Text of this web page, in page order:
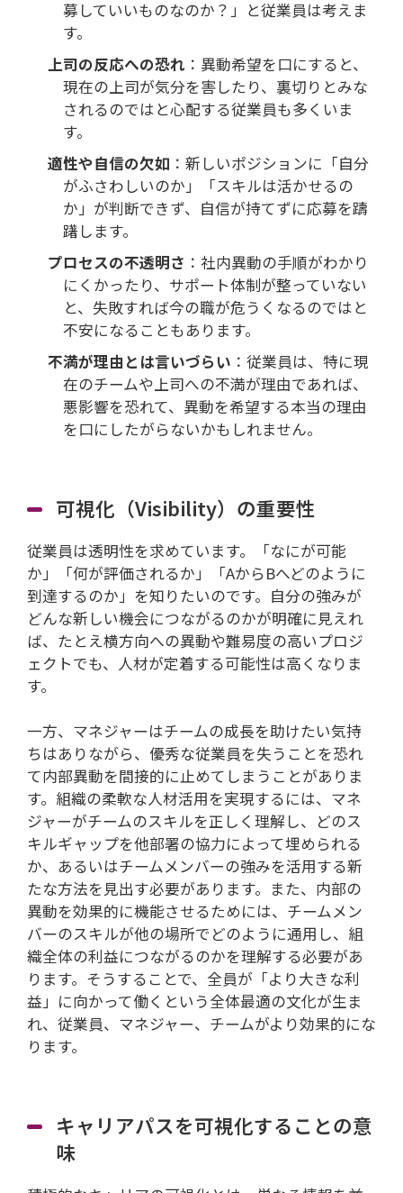
募していいものなのか？」と従業員は考えま
す。
上司の反応への恐れ ：異動希望を口にすると、
現在の上司が気分を害したり、裏切りとみな
されるのではと心配する従業員も多くいま
す。
適性や自信の欠如 ：新しいポジションに「自分
がふさわしいのか」「スキルは活かせるの
か」が判断できず、自信が持てずに応募を躊
躇します。
プロセスの不透明さ ：社内異動の手順がわかり
にくかったり、サポート体制が整っていない
と、失敗すれば今の職が危うくなるのではと
不安になることもあります。
不満が理由とは言いづらい ：従業員は、特に現
在のチームや上司への不満が理由であれば、
悪影響を恐れて、異動を希望する本当の理由
を口にしたがらないかもしれません。
可視化（Visibility）の重要性
従業員は透明性を求めています。「なにが可能
か」「何が評価されるか」「AからBへどのように
到達するのか」を知りたいのです。自分の強みが
どんな新しい機会につながるのかが明確に見えれ
ば、たとえ横方向への異動や難易度の高いプロジ
ェクトでも、人材が定着する可能性は高くなりま
す。
一方、マネジャーはチームの成長を助けたい気持
ちはありながら、優秀な従業員を失うことを恐れ
て内部異動を間接的に止めてしまうことがありま
す。組織の柔軟な人材活用を実現するには、マネ
ジャーがチームのスキルを正しく理解し、どのス
キルギャップを他部署の協力によって埋められる
か、あるいはチームメンバーの強みを活用する新
たな方法を見出す必要があります。また、内部の
異動を効果的に機能させるためには、チームメン
バーのスキルが他の場所でどのように通用し、組
織全体の利益につながるのかを理解する必要があ
ります。そうすることで、全員が「より大きな利
益」に向かって働くという全体最適の文化が生ま
れ、従業員、マネジャー、チームがより効果的にな
ります。
キャリアパスを可視化することの意
味